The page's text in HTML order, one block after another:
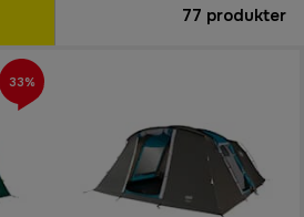
77 produkter
33%